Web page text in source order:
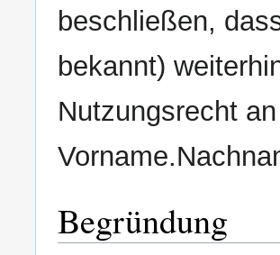
beschließen,
bekannt)
Nutzungsrecht
Begründung